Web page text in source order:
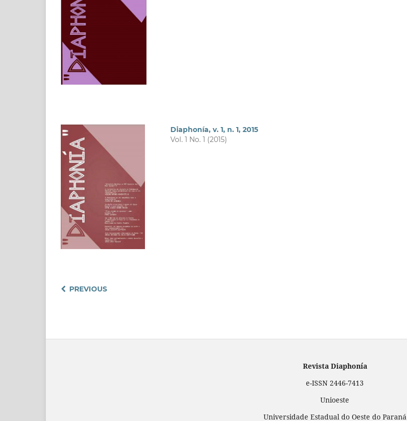
Diaphonía, v. 1, n. 1, 2015
Vol. 1 No. 1 (2015)
PREVIOUS
Revista Diaphonía
e-ISSN 2446-7413
Unioeste
Universidade Estadual do Oeste do Paraná